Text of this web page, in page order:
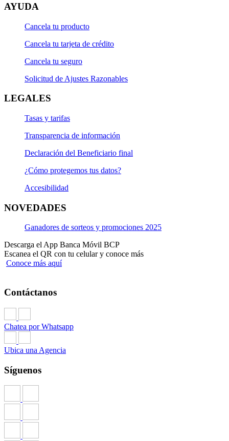
AYUDA
Cancela tu producto
Cancela tu tarjeta de crédito
Cancela tu seguro
Solicitud de Ajustes Razonables
LEGALES
Tasas y tarifas
Transparencia de información
Declaración del Beneficiario final
¿Cómo protegemos tus datos?
Accesibilidad
NOVEDADES
Ganadores de sorteos y promociones 2025
Descarga el App Banca Móvil BCP
Escanea el QR con tu celular y conoce más
Conoce más aquí
Contáctanos
Chatea por Whatsapp
Ubica una Agencia
Síguenos